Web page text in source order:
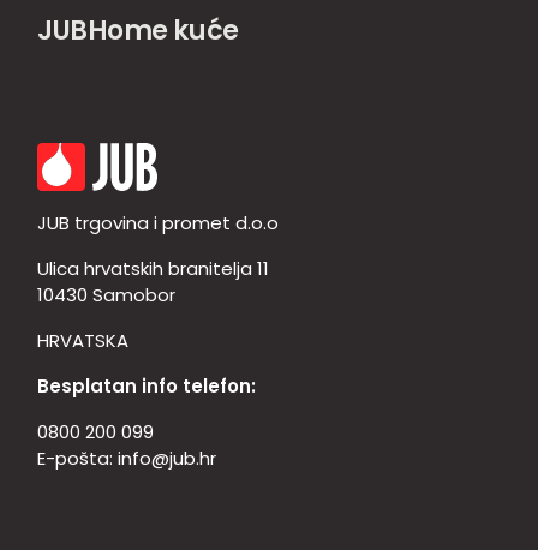
JUBHome kuće
JUB trgovina i promet d.o.o
Ulica hrvatskih branitelja 11
10430 Samobor
HRVATSKA
Besplatan info telefon:
0800 200 099
E-pošta: info@jub.hr